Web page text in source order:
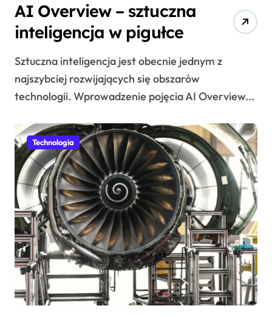
AI Overview – sztuczna
inteligencja w pigułce
Sztuczna inteligencja jest obecnie jednym z
najszybciej rozwijających się obszarów
technologii. Wprowadzenie pojęcia AI Overview...
Technologia